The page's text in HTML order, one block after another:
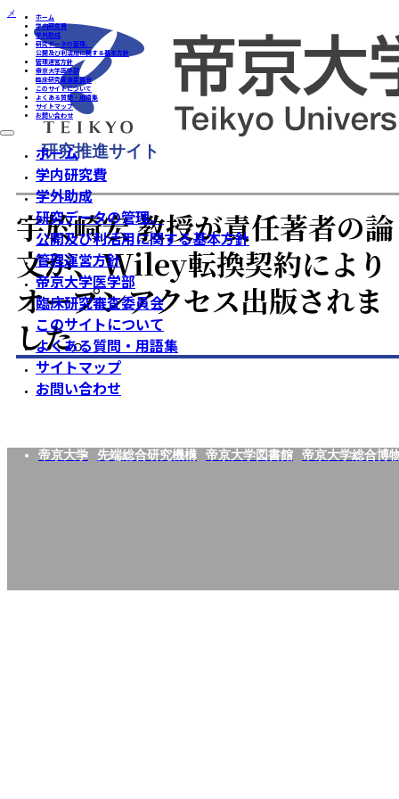
メインコンテンツへスキップ
研究推進サイト
ホーム
学内研究費
学外助成
研究データの管理、
公開及び利活用に関する基本方針
管理運営方針
帝京大学医学部
臨床研究審査委員会
このサイトについて
よくある質問・用語集
サイトマップ
お問い合わせ
ホーム
学内研究費
学外助成
研究データの管理、
公開及び利活用に関する基本方針
管理運営方針
帝京大学医学部
臨床研究審査委員会
このサイトについて
よくある質問・用語集
サイトマップ
お問い合わせ
ホーム/ お知らせ/宇於崎宏 教授が責任著者の論文が、Wiley転換契約によりオープンアクセス
版されました。
宇於崎宏 教授が責任著者の論
文が、Wiley転換契約により
オープンアクセス出版されま
した。
帝京大学 先端総合研究機構 帝京大学図書館 帝京大学総合博